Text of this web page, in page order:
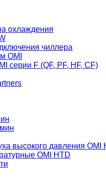
охлаждения
чиллера
OMI
серии F (QF, PF, HF, CF)
высокого давления OMI
OMI HTD